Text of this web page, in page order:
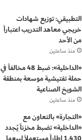
التطبيقي: توزيع شهادات
خريجي معاهد التدريب اعتباراً
من الأحد
منذ ساعتين
«الداخلية»: ضبط 48 مخالفاً في
حملة تفتيشية موسعة بمنطقة
الشويخ الصناعية
منذ ساعتين
«التجارة» بالتعاون مع
«الداخلية» تضبط مخزناً يُجدد